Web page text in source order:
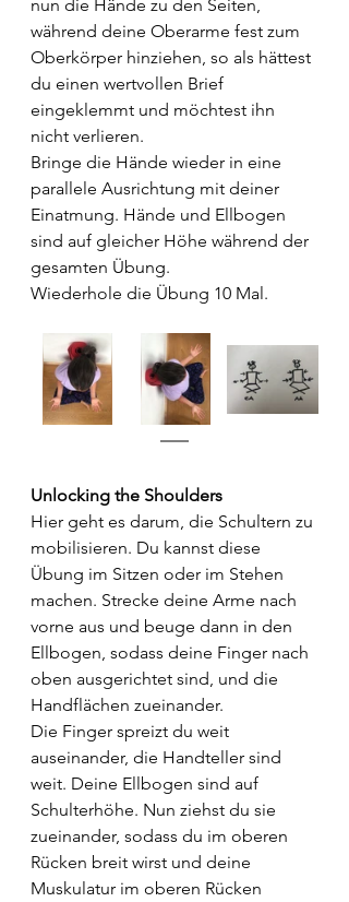
nun die Hände zu den Seiten,
während deine Oberarme fest zum
Oberkörper hinziehen, so als hättest
du einen wertvollen Brief
eingeklemmt und möchtest ihn
nicht verlieren.
Bringe die Hände wieder in eine
parallele Ausrichtung mit deiner
Einatmung. Hände und Ellbogen
sind auf gleicher Höhe während der
gesamten Übung.
Wiederhole die Übung 10 Mal.
Unlocking the Shoulders
Hier geht es darum, die Schultern zu
mobilisieren. Du kannst diese
Übung im Sitzen oder im Stehen
machen. Strecke deine Arme nach
vorne aus und beuge dann in den
Ellbogen, sodass deine Finger nach
oben ausgerichtet sind, und die
Handflächen zueinander.
Die Finger spreizt du weit
auseinander, die Handteller sind
weit. Deine Ellbogen sind auf
Schulterhöhe. Nun ziehst du sie
zueinander, sodass du im oberen
Rücken breit wirst und deine
Muskulatur im oberen Rücken